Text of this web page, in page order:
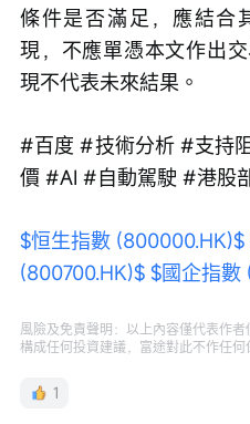
條件是否滿足，應結合
現，不應單憑本文作出
現不代表未來結果。
#百度 #技術分析 #支持
價 #AI #自動駕駛 #港股
$恒生指數 (800000.HK)$
(800700.HK)$ $國企指數
風險及免責聲明：以上內容僅代表作
構成任何投資建議，富途對此不作任何
1